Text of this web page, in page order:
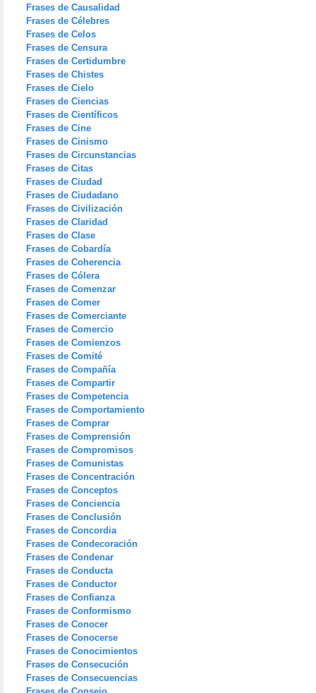
Frases de Causalidad
Frases de Célebres
Frases de Celos
Frases de Censura
Frases de Certidumbre
Frases de Chistes
Frases de Cielo
Frases de Ciencias
Frases de Científicos
Frases de Cine
Frases de Cinismo
Frases de Circunstancias
Frases de Citas
Frases de Ciudad
Frases de Ciudadano
Frases de Civilización
Frases de Claridad
Frases de Clase
Frases de Cobardía
Frases de Coherencia
Frases de Cólera
Frases de Comenzar
Frases de Comer
Frases de Comerciante
Frases de Comercio
Frases de Comienzos
Frases de Comité
Frases de Compañía
Frases de Compartir
Frases de Competencia
Frases de Comportamiento
Frases de Comprar
Frases de Comprensión
Frases de Compromisos
Frases de Comunistas
Frases de Concentración
Frases de Conceptos
Frases de Conciencia
Frases de Conclusión
Frases de Concordia
Frases de Condecoración
Frases de Condenar
Frases de Conducta
Frases de Conductor
Frases de Confianza
Frases de Conformismo
Frases de Conocer
Frases de Conocerse
Frases de Conocimientos
Frases de Consecución
Frases de Consecuencias